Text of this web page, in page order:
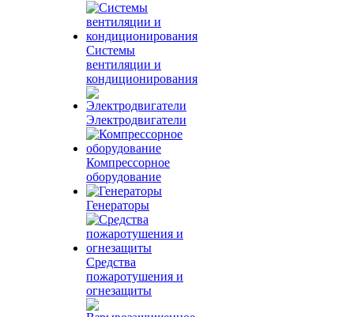
Системы
вентиляции и
кондиционирования
Электродвигатели
Компрессорное
оборудование
Генераторы
Средства
пожаротушения и
огнезащиты